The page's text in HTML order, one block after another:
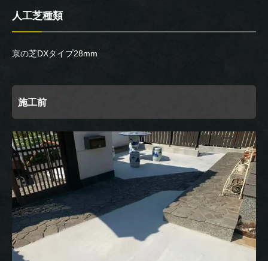
人工芝種類
京の芝DXタイプ28mm
施工前